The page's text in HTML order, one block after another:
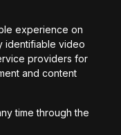
experience on
identifiable video
providers for
and content
time through the